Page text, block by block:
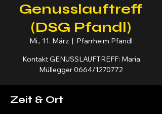
Genusslauftreff
(DSG Pfandl)
Mi., 11. März
  |
Pfarrheim Pfandl
Kontakt GENUSSLAUFTREFF: Maria
Müllegger 0664/1270772
Zeit & Ort